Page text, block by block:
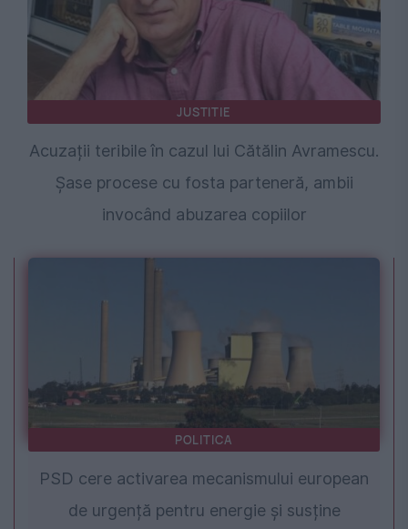
JUSTITIE
Acuzații teribile în cazul lui Cătălin Avramescu.
Șase procese cu fosta parteneră, ambii
invocând abuzarea copiilor
POLITICA
PSD cere activarea mecanismului european
de urgență pentru energie și susține